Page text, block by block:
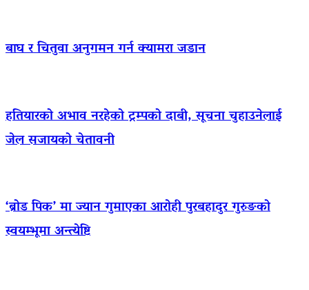
बाघ र चितुवा अनुगमन गर्न क्यामरा जडान
हतियारको अभाव नरहेको ट्रम्पको दाबी, सूचना चुहाउनेलाई
जेल सजायको चेतावनी
‘ब्रोड पिक’ मा ज्यान गुमाएका आराेही पुरबहादुर गुरुङको
स्वयम्भूमा अन्त्येष्टि